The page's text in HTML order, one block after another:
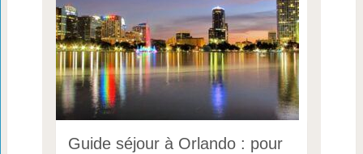
Guide séjour à Orlando : pour